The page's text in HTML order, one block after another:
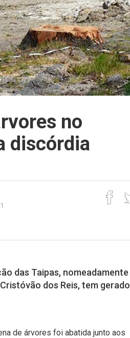
no
discórdia
das Taipas, nomeadamente
dos Reis, tem gerado
de árvores foi abatida junto aos